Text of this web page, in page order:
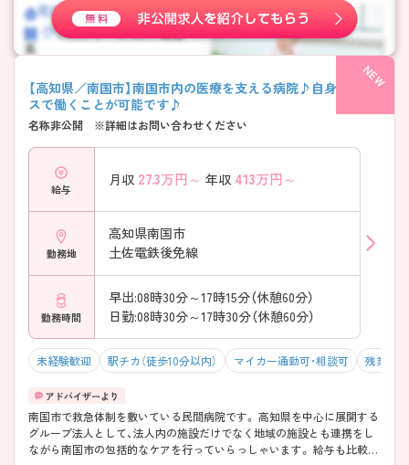
【高知県／南国市】南国市内の医療を支える病院♪自身のペー
スで働くことが可能です♪
名称非公開 ※詳細はお問い合わせください
給与
月収 27.3万円～ 年収 413万円～
勤務地
高知県南国市
土佐電鉄後免線
勤務時間
早出:08時30分～17時15分（休憩60分）
日勤:08時30分～17時30分（休憩60分）
未経験歓迎 駅チカ（徒歩10分以内） マイカー通勤可・相談可 残業10h
南国市で救急体制を敷いている民間病院です。 高知県を中心に展開する
グループ法人として、法人内の施設だけでなく地域の施設とも連携をし
ながら南国市の包括的なケアを行っていらっしゃいます。 給与も比較的